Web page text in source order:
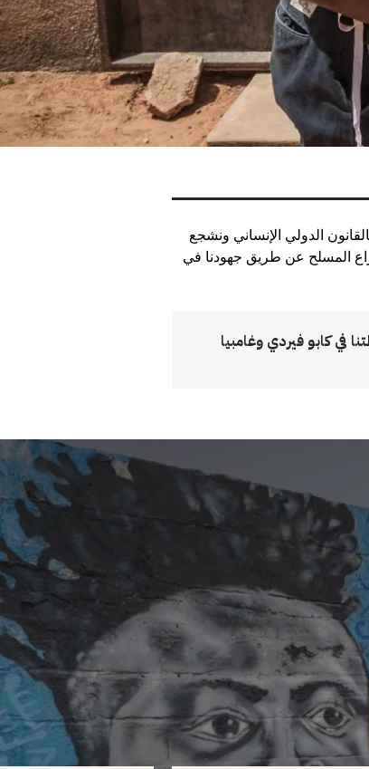
الدولي الإنساني ونشجع
المسلح عن طريق جهودنا في
في كابو فيردي وغامبيا